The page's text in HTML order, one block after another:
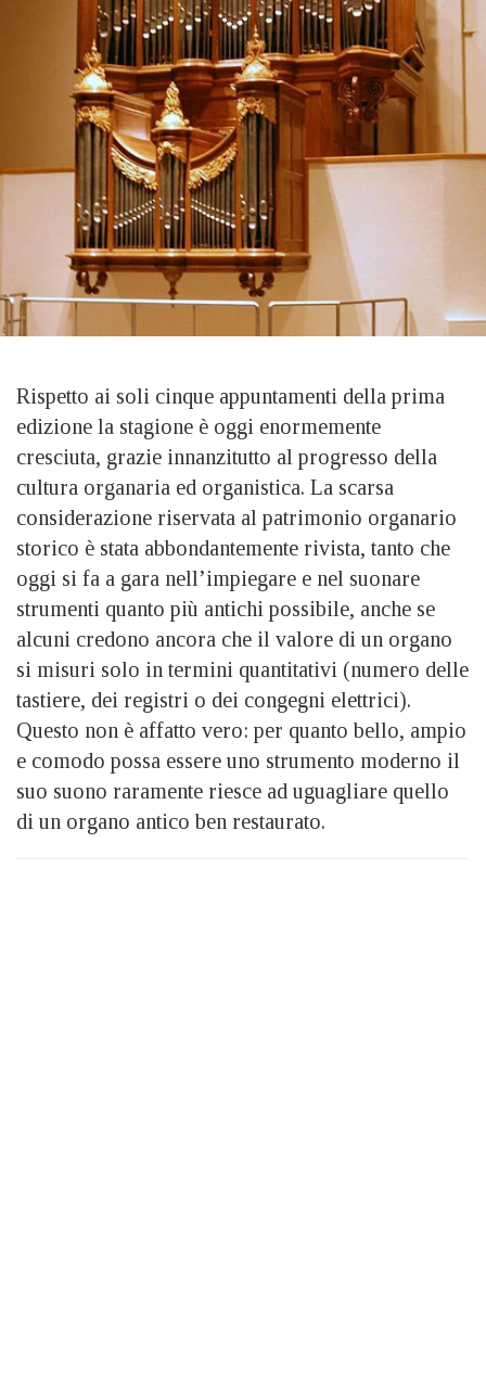
Rispetto ai soli cinque appuntamenti della prima
edizione la stagione è oggi enormemente
cresciuta, grazie innanzitutto al progresso della
cultura organaria ed organistica. La scarsa
considerazione riservata al patrimonio organario
storico è stata abbondantemente rivista, tanto che
oggi si fa a gara nell’impiegare e nel suonare
strumenti quanto più antichi possibile, anche se
alcuni credono ancora che il valore di un organo
si misuri solo in termini quantitativi (numero delle
tastiere, dei registri o dei congegni elettrici).
Questo non è affatto vero: per quanto bello, ampio
e comodo possa essere uno strumento moderno il
suo suono raramente riesce ad uguagliare quello
di un organo antico ben restaurato.